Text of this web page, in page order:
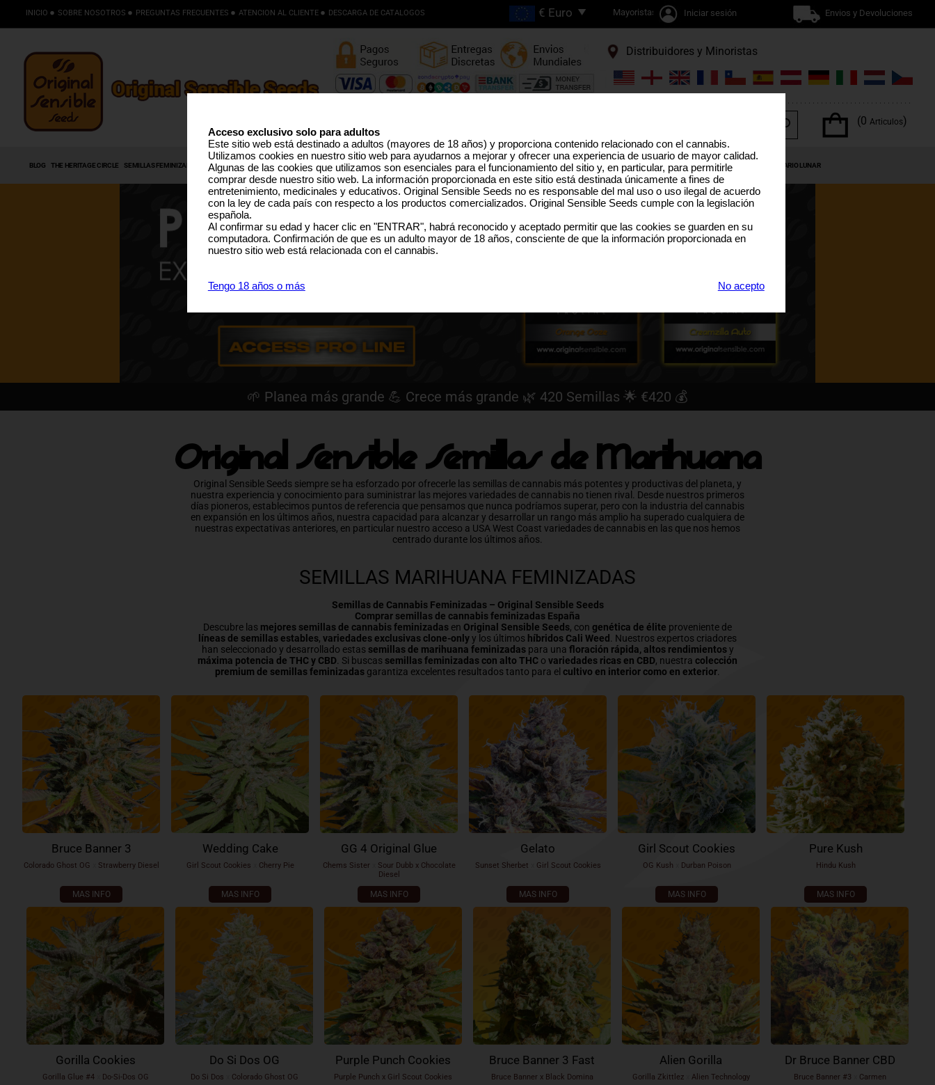
INICIO SOBRE NOSOTROS PREGUNTAS FRECUENTES ATENCION AL CLIENTE DESCARGA DE CATALOGOS Mayoristas Iniciar sesión Envios y Devoluciones
Distribuidores y Minoristas
(0 Articulos)
BLOG THE HERITAGE CIRCLE SEMILLAS FEMINIZADAS SEMILLAS AUTOFLORECIENTES SEMILLAS ALTO THC LÍNEA PRO SEMILLAS MEDICINAL SEMILLAS EEUU SEMILLAS GRANEL TERPENOS DEL CANNABIS OFERTAS ESPECIALES CALENDARIO LUNAR
🌱 Planea más grande 💪 Crece más grande 🌿 420 Semillas 🌟 €420 💰
Original Sensible Semillas de Marihuana
Original Sensible Seeds siempre se ha esforzado por ofrecerle las semillas de cannabis más potentes y productivas del planeta, y
nuestra experiencia y conocimiento para suministrar las mejores variedades de cannabis no tienen rival. Desde nuestros primeros
días pioneros, establecimos puntos de referencia que pensamos que nunca podríamos superar, pero con la industria del cannabis
en expansión en los últimos años, nuestra capacidad para alcanzar y desarrollar un rango más amplio ha superado cualquiera de
nuestras expectativas anteriores, en particular nuestro acceso a USA West Coast variedades de cannabis en las que nos hemos
centrado durante los últimos años.
SEMILLAS MARIHUANA FEMINIZADAS
Semillas de Cannabis Feminizadas – Original Sensible Seeds
Comprar semillas de cannabis feminizadas España
Descubre las mejores semillas de cannabis feminizadas en Original Sensible Seeds, con genética de élite proveniente de
líneas de semillas estables, variedades exclusivas clone-onlyy los últimos híbridos Cali Weed
. Nuestros expertos criadores
han seleccionado y desarrollado estas semillas de marihuana feminizadaspara una floración rápida, altos rendimientosy
máxima potencia de THC y CBD . Si buscas semillas feminizadas con alto THC o variedades ricas en CBD, nuestra colección
premium de semillas feminizadas garantiza excelentes resultados tanto para el cultivo en interior como en exterior
Bruce Banner 3
Colorado Ghost OG Strawberry Diesel
MAS INFO
Wedding Cake
Girl Scout Cookies Cherry Pie
MAS INFO
GG 4 Original Glue
Chems Sister
Sour Dubb x Chocolate
Diesel
MAS INFO
Gelato
Sunset Sherbet Girl Scout Cookies
MAS INFO
Girl Scout Cookies
OG Kush Durban Poison
MAS INFO
Pure Kush
Hindu Kush
MAS INFO
Gorilla Cookies
Gorilla Glue #4 Do-Si-Dos OG
Do Si Dos OG
Do Si Dos Colorado Ghost OG
Purple Punch Cookies
Purple Punch x Girl Scout Cookies
Bruce Banner 3 Fast
Bruce Banner x Black Domina
Alien Gorilla
Gorilla Zkittlez Alien Technology
Dr Bruce Banner CBD
Bruce Banner #3 Carmen
Acceso exclusivo solo para adultos
Este sitio web está destinado a adultos (mayores de 18 años) y proporciona contenido relacionado con el cannabis.
Utilizamos cookies en nuestro sitio web para ayudarnos a mejorar y ofrecer una experiencia de usuario de mayor calidad.
Algunas de las cookies que utilizamos son esenciales para el funcionamiento del sitio y, en particular, para permitirle
comprar desde nuestro sitio web. La información proporcionada en este sitio está destinada únicamente a fines de
entretenimiento, medicinales y educativos. Original Sensible Seeds no es responsable del mal uso o uso ilegal de acuerdo
con la ley de cada país con respecto a los productos comercializados. Original Sensible Seeds cumple con la legislación
española.
Al confirmar su edad y hacer clic en "ENTRAR", habrá reconocido y aceptado permitir que las cookies se guarden en su
computadora. Confirmación de que es un adulto mayor de 18 años, consciente de que la información proporcionada en
nuestro sitio web está relacionada con el cannabis.
Tengo 18 años o más No acepto